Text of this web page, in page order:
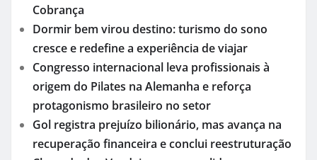
Cobrança
Dormir bem virou destino: turismo do sono
cresce e redefine a experiência de viajar
Congresso internacional leva profissionais à
origem do Pilates na Alemanha e reforça
protagonismo brasileiro no setor
Gol registra prejuízo bilionário, mas avança na
recuperação financeira e conclui reestruturação